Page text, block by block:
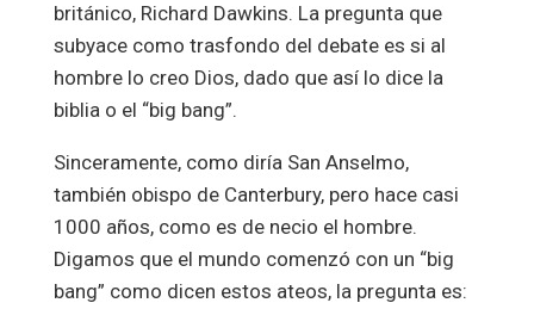
británico, Richard Dawkins. La pregunta que
subyace como trasfondo del debate es si al
hombre lo creo Dios, dado que así lo dice la
biblia o el “big bang”.
Sinceramente, como diría San Anselmo,
también obispo de Canterbury, pero hace casi
1000 años, como es de necio el hombre.
Digamos que el mundo comenzó con un “big
bang” como dicen estos ateos, la pregunta es: